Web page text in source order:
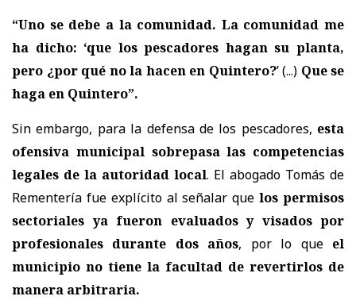
“Uno se debe a la comunidad. La comunidad me
ha dicho: ‘que los pescadores hagan su planta,
pero ¿por qué no la hacen en Quintero?’ (...) Que se
haga en Quintero”.
Sin embargo, para la defensa de los pescadores, esta
ofensiva municipal sobrepasa las competencias
legales de la autoridad local. El abogado Tomás de
Rementería fue explícito al señalar quelos permisos
sectoriales ya fueron evaluados y visados por
profesionales durante dos años, por lo que el
municipio no tiene la facultad de revertirlos de
manera arbitraria.